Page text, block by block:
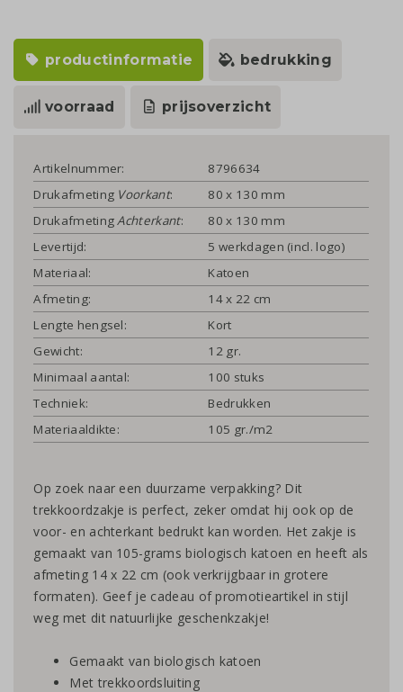
productinformatie bedrukking
voorraad prijsoverzicht
Artikelnummer:
8796634
Drukafmeting Voorkant:
80 x 130 mm
Drukafmeting Achterkant:
80 x 130 mm
Levertijd:
5 werkdagen (incl. logo)
Materiaal:
Katoen
Afmeting:
14 x 22 cm
Lengte hengsel:
Kort
Gewicht:
12 gr.
Minimaal aantal:
100 stuks
Techniek:
Bedrukken
Materiaaldikte:
105 gr./m2
Op zoek naar een duurzame verpakking? Dit
trekkoordzakje is perfect, zeker omdat hij ook op de
voor- en achterkant bedrukt kan worden. Het zakje is
gemaakt van 105-grams biologisch katoen en heeft als
afmeting 14 x 22 cm (ook verkrijgbaar in grotere
formaten). Geef je cadeau of promotieartikel in stijl
weg met dit natuurlijke geschenkzakje!
Gemaakt van biologisch katoen
Met trekkoordsluiting